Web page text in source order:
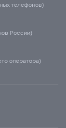
телефонов)
России)
оператора)